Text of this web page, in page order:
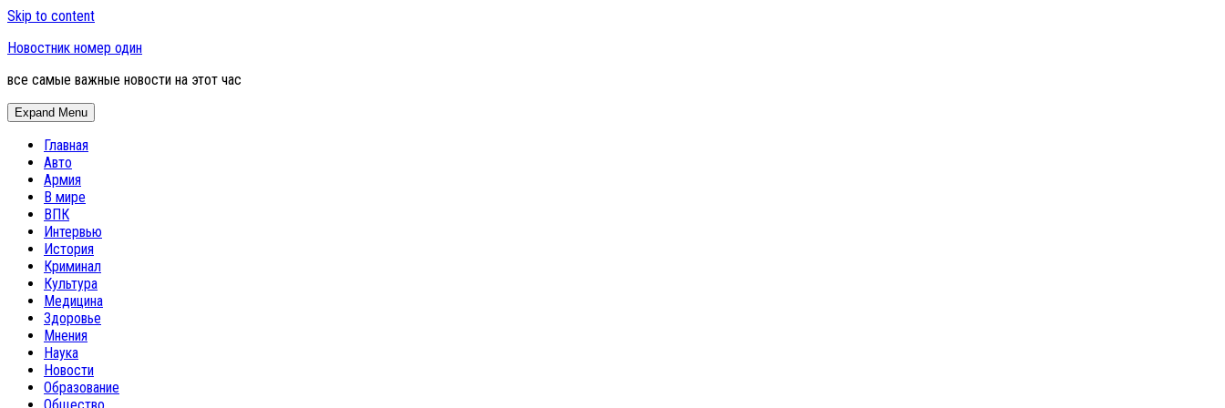
Skip to content
Новостник номер один
все самые важные новости на этот час
Expand Menu
Главная
Авто
Армия
В мире
ВПК
Интервью
История
Криминал
Культура
Медицина
Здоровье
Мнения
Наука
Новости
Образование